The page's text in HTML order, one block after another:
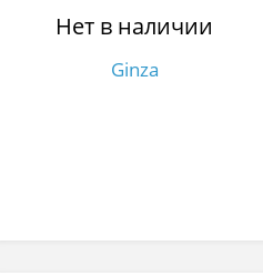
Нет в наличии
Ginza